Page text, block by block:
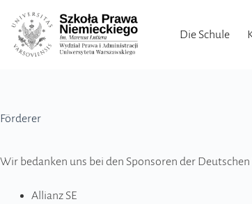
Die Schule
Förderer
Wir bedan­ken uns bei den Spon­so­ren der Deut­schen
Allianz SE